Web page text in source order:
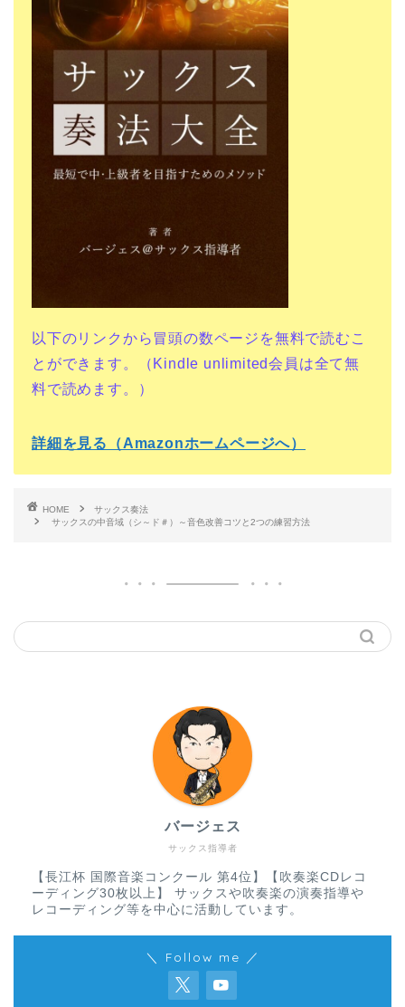
以下のリンクから冒頭の数ページを無料で読むこ
とができます。（Kindle unlimited会員は全て無
料で読めます。）
詳細を見る（Amazonホームページへ）
HOME
サックス奏法
サックスの中音域（シ～ド＃）～音色改善コツと2つの練習方法
サックス指導者
バージェス
【長江杯 国際音楽コンクール 第4位】【吹奏楽CDレコ
ーディング30枚以上】 サックスや吹奏楽の演奏指導や
レコーディング等を中心に活動しています。
＼ Follow me ／